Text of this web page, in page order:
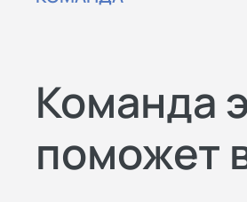
Команда
поможет